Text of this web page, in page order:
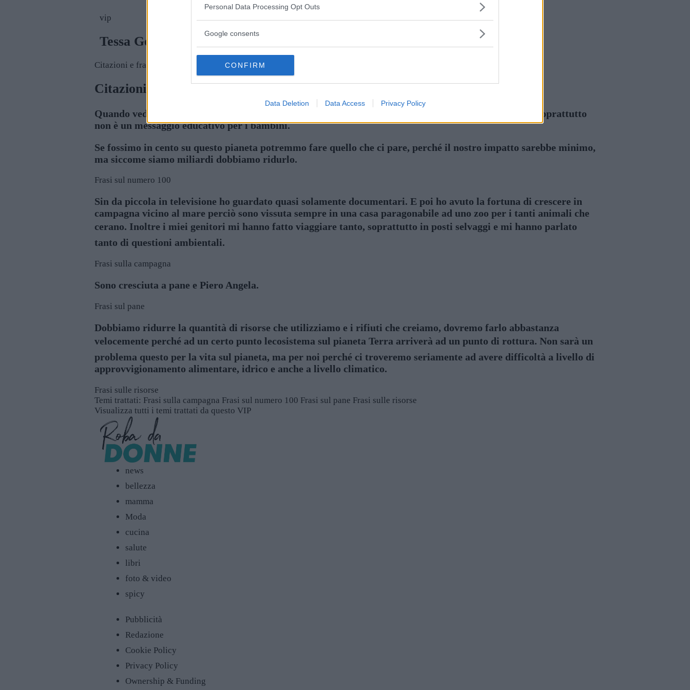
Personal Data Processing Opt Outs
Google consents
CONFIRM
Data Deletion Data Access Privacy Policy
vip
Tessa Gelisio
Citazioni e frasi
Citazioni di Tessa Gelisio
Quando vedo un conduttore che infila la testa dentro alla bocca di un coccodrillo mi fa arrabbiare e soprattutto
non è un messaggio educativo per i bambini.
Se fossimo in cento su questo pianeta potremmo fare quello che ci pare, perché il nostro impatto sarebbe minimo,
ma siccome siamo miliardi dobbiamo ridurlo.
Frasi sul numero 100
Sin da piccola in televisione ho guardato quasi solamente documentari. E poi ho avuto la fortuna di crescere in
campagna vicino al mare perciò sono vissuta sempre in una casa paragonabile ad uno zoo per i tanti animali che
cerano. Inoltre i miei genitori mi hanno fatto viaggiare tanto, soprattutto in posti selvaggi e mi hanno parlato
tanto di questioni ambientali.
Frasi sulla campagna
Sono cresciuta a pane e Piero Angela.
Frasi sul pane
Dobbiamo ridurre la quantità di risorse che utilizziamo e i rifiuti che creiamo, dovremo farlo abbastanza
velocemente perché ad un certo punto lecosistema sul pianeta Terra arriverà ad un punto di rottura. Non sarà un
problema questo per la vita sul pianeta, ma per noi perché ci troveremo seriamente ad avere difficoltà a livello di
approvvigionamento alimentare, idrico e anche a livello climatico.
Frasi sulle risorse
Temi trattati: Frasi sulla campagna Frasi sul numero 100 Frasi sul pane Frasi sulle risorse
Visualizza tutti i temi trattati da questo VIP
news
bellezza
mamma
Moda
cucina
salute
libri
foto & video
spicy
Pubblicità
Redazione
Cookie Policy
Privacy Policy
Ownership & Funding